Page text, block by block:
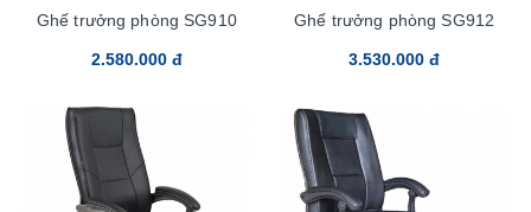
Ghế trưởng phòng SG910
2.580.000 đ
Ghế trưởng phòng SG912
3.530.000 đ